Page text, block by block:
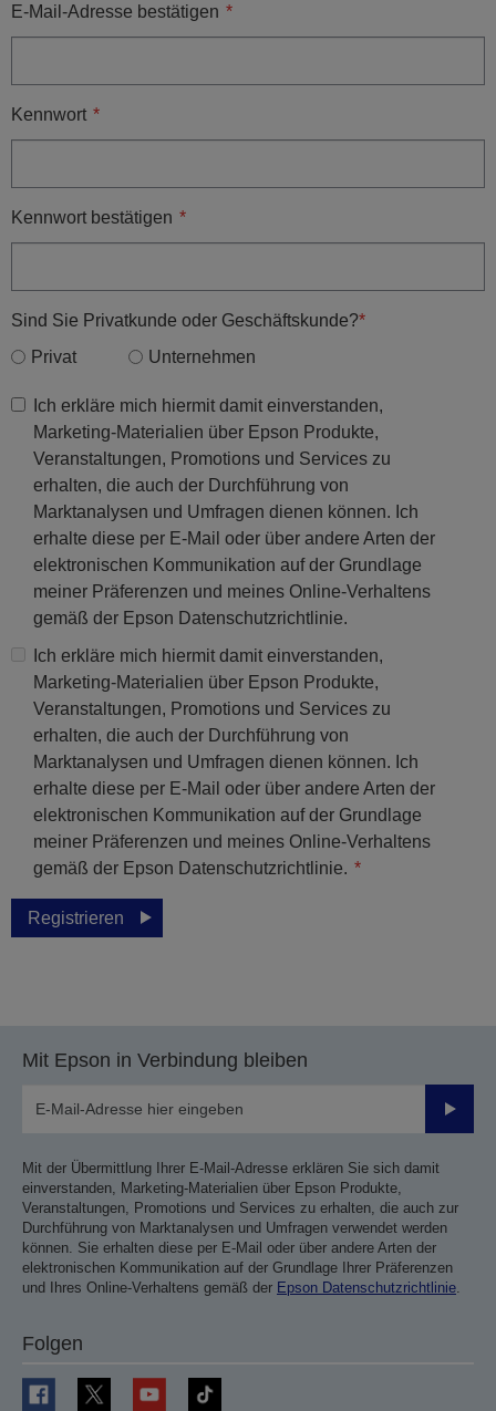
E-Mail-Adresse bestätigen
Kennwort
Kennwort bestätigen
Sind Sie Privatkunde oder Geschäftskunde?
Privat
Unternehmen
Ich erkläre mich hiermit damit einverstanden,
Marketing-Materialien über Epson Produkte,
Veranstaltungen, Promotions und Services zu
erhalten, die auch der Durchführung von
Marktanalysen und Umfragen dienen können. Ich
erhalte diese per E-Mail oder über andere Arten der
elektronischen Kommunikation auf der Grundlage
meiner Präferenzen und meines Online-Verhaltens
gemäß der Epson Datenschutzrichtlinie.
Ich erkläre mich hiermit damit einverstanden,
Marketing-Materialien über Epson Produkte,
Veranstaltungen, Promotions und Services zu
erhalten, die auch der Durchführung von
Marktanalysen und Umfragen dienen können. Ich
erhalte diese per E-Mail oder über andere Arten der
elektronischen Kommunikation auf der Grundlage
meiner Präferenzen und meines Online-Verhaltens
gemäß der Epson Datenschutzrichtlinie.
Registrieren
Mit Epson in Verbindung bleiben
Mit der Übermittlung Ihrer E-Mail-Adresse erklären Sie sich damit
einverstanden, Marketing-Materialien über Epson Produkte,
Veranstaltungen, Promotions und Services zu erhalten, die auch zur
Durchführung von Marktanalysen und Umfragen verwendet werden
können. Sie erhalten diese per E-Mail oder über andere Arten der
elektronischen Kommunikation auf der Grundlage Ihrer Präferenzen
und Ihres Online-Verhaltens gemäß der Epson Datenschutzrichtlinie
Folgen